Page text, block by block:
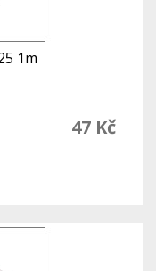
1m
47 Kč